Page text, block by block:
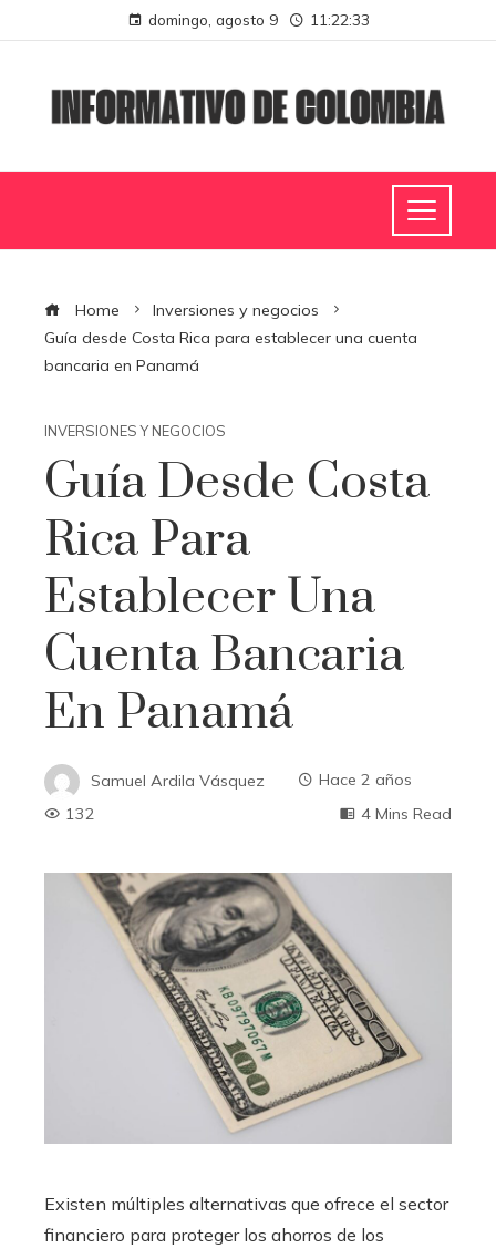
domingo, agosto 9 11:22:34
Home
Inversiones y negocios
Guía desde Costa Rica para establecer una cuenta
bancaria en Panamá
INVERSIONES Y NEGOCIOS
Guía Desde Costa
Rica Para
Establecer Una
Cuenta Bancaria
En Panamá
Samuel Ardila Vásquez
Hace 2 años
132
4 Mins Read
Existen múltiples alternativas que ofrece el sector
financiero para proteger los ahorros de los